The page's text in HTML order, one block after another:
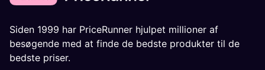
Siden 1999 har PriceRunner hjulpet millioner af
besøgende med at finde de bedste produkter til de
bedste priser.